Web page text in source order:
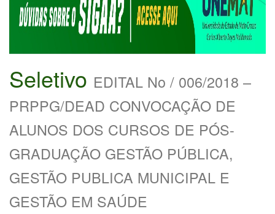
Seletivo EDITAL No / 006/2018 –
PRPPG/DEAD CONVOCAÇÃO DE
ALUNOS DOS CURSOS DE PÓS-
GRADUAÇÃO GESTÃO PÚBLICA,
GESTÃO PUBLICA MUNICIPAL E
GESTÃO EM SAÚDE